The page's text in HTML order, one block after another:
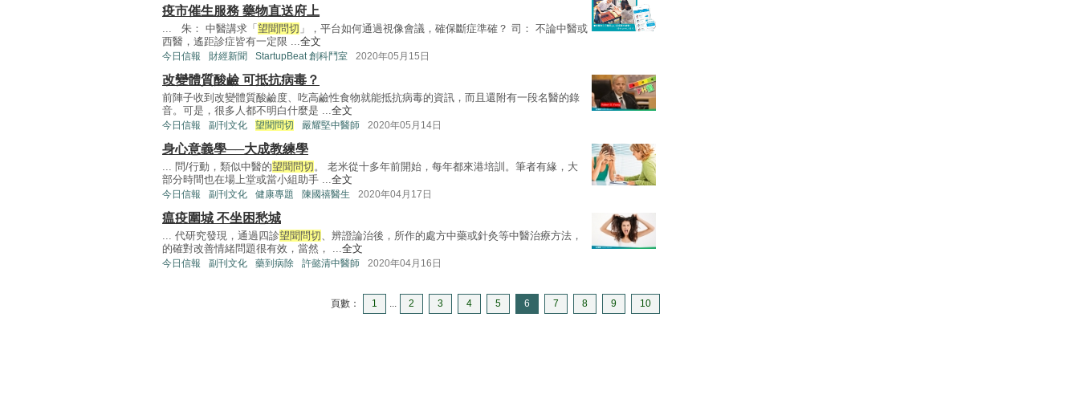
疫市催生服務 藥物直送府上
... 朱： 中醫講求「 望聞問切 」，平台如何通過視像會議，確保斷症準確？ 司： 不論中醫或
西醫，遙距診症皆有一定限 ...全文
今日信報 財經新聞 StartupBeat 創科鬥室 2020年05月15日
改變體質酸鹼 可抵抗病毒？
前陣子收到改變體質酸鹼度、吃高鹼性食物就能抵抗病毒的資訊，而且還附有一段名醫的錄
音。可是，很多人都不明白什麼是 ...全文
今日信報 副刊文化 望聞問切 嚴耀堅中醫師 2020年05月14日
身心意義學──大成教練學
... 問/行動，類似中醫的望聞問切。 老米從十多年前開始，每年都來港培訓。筆者有緣，大
部分時間也在場上堂或當小組助手 ...全文
今日信報 副刊文化 健康專題 陳國禧醫生 2020年04月17日
瘟疫圍城 不坐困愁城
... 代研究發現，通過四診望聞問切、辨證論治後，所作的處方中藥或針灸等中醫治療方法，
的確對改善情緒問題很有效，當然， ...全文
今日信報 副刊文化 藥到病除 許懿清中醫師 2020年04月16日
頁數： 1 ... 2 3 4 5 6 7 8 9 10